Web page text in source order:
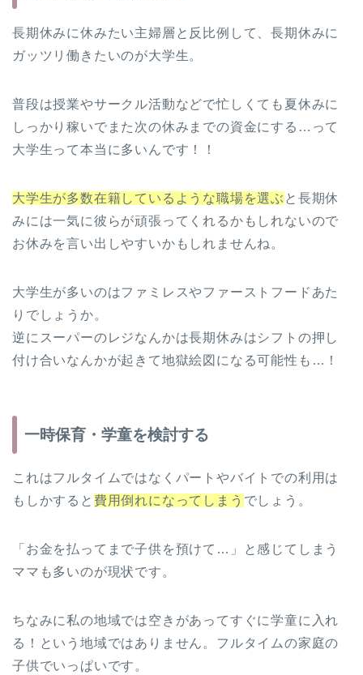
長期休みに休みたい主婦層と反比例して、長期休みに
ガッツリ働きたいのが大学生。
普段は授業やサークル活動などで忙しくても夏休みに
しっかり稼いでまた次の休みまでの資金にする…って
大学生って本当に多いんです！！
大学生が多数在籍しているような職場を選ぶ と長期休
みには一気に彼らが頑張ってくれるかもしれないので
お休みを言い出しやすいかもしれませんね。
大学生が多いのはファミレスやファーストフードあた
りでしょうか。
逆にスーパーのレジなんかは長期休みはシフトの押し
付け合いなんかが起きて地獄絵図になる可能性も…！
一時保育・学童を検討する
これはフルタイムではなくパートやバイトでの利用は
もしかすると 費用倒れになってしまう でしょう。
「お金を払ってまで子供を預けて…」と感じてしまう
ママも多いのが現状です。
ちなみに私の地域では空きがあってすぐに学童に入れ
る！という地域ではありません。フルタイムの家庭の
子供でいっぱいです。